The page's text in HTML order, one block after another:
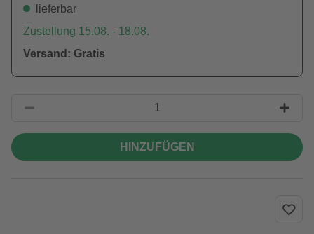
lieferbar
Zustellung 15.08. - 18.08.
Versand: Gratis
HINZUFÜGEN